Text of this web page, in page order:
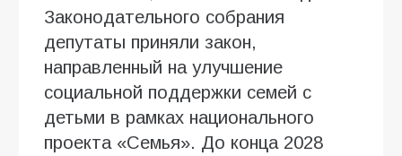
Законодательного собрания
депутаты приняли закон,
направленный на улучшение
социальной поддержки семей с
детьми в рамках национального
проекта «Семья». До конца 2028